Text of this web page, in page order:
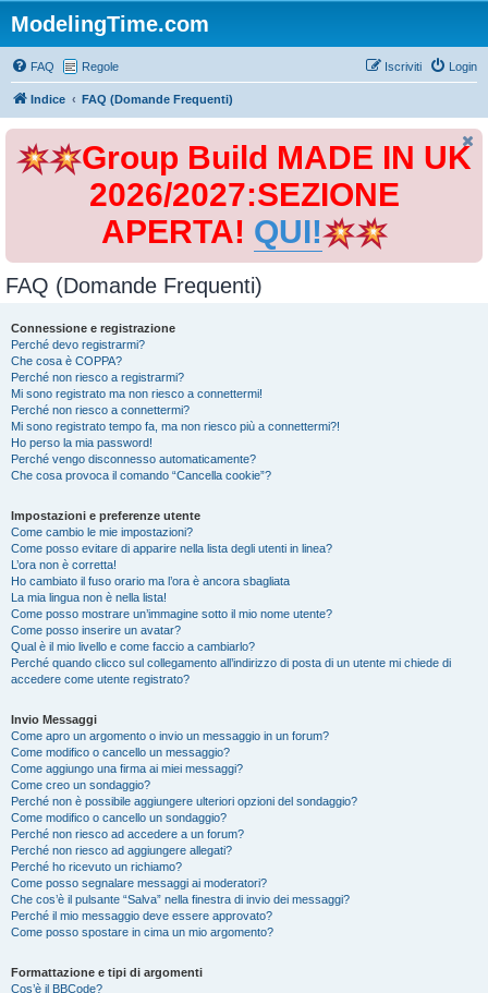
ModelingTime.com
FAQ Regole Login
Iscriviti
Indice FAQ (Domande Frequenti)
Group Build MADE IN UK
2026/2027:SEZIONE
APERTA! QUI!
FAQ (Domande Frequenti)
Connessione e registrazione
Perché devo registrarmi?
Che cosa è COPPA?
Perché non riesco a registrarmi?
Mi sono registrato ma non riesco a connettermi!
Perché non riesco a connettermi?
Mi sono registrato tempo fa, ma non riesco più a connettermi?!
Ho perso la mia password!
Perché vengo disconnesso automaticamente?
Che cosa provoca il comando “Cancella cookie”?
Impostazioni e preferenze utente
Come cambio le mie impostazioni?
Come posso evitare di apparire nella lista degli utenti in linea?
L’ora non è corretta!
Ho cambiato il fuso orario ma l’ora è ancora sbagliata
La mia lingua non è nella lista!
Come posso mostrare un’immagine sotto il mio nome utente?
Come posso inserire un avatar?
Qual è il mio livello e come faccio a cambiarlo?
Perché quando clicco sul collegamento all’indirizzo di posta di un utente mi chiede di
accedere come utente registrato?
Invio Messaggi
Come apro un argomento o invio un messaggio in un forum?
Come modifico o cancello un messaggio?
Come aggiungo una firma ai miei messaggi?
Come creo un sondaggio?
Perché non è possibile aggiungere ulteriori opzioni del sondaggio?
Come modifico o cancello un sondaggio?
Perché non riesco ad accedere a un forum?
Perché non riesco ad aggiungere allegati?
Perché ho ricevuto un richiamo?
Come posso segnalare messaggi ai moderatori?
Che cos’è il pulsante “Salva” nella finestra di invio dei messaggi?
Perché il mio messaggio deve essere approvato?
Come posso spostare in cima un mio argomento?
Formattazione e tipi di argomenti
Cos’è il BBCode?